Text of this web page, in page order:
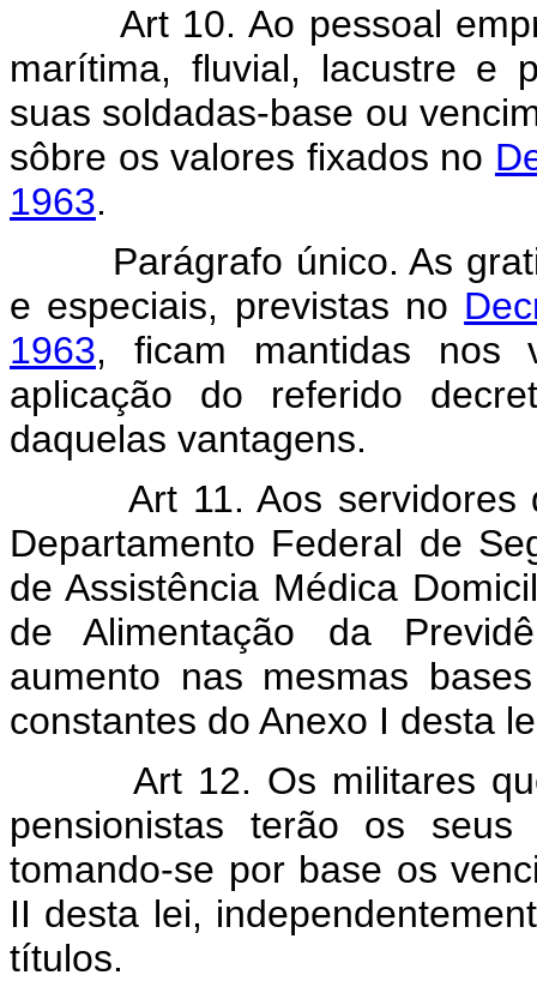
Art 10. Ao pessoal
marítima, fluvial, lacustre e
suas soldadas-base ou
sôbre os valores fixados no
1963.
Parágrafo único. As
e especiais, previstas no
1963, ficam mantidas nos
aplicação do referido
daquelas vantagens.
Art 11. Aos
Departamento Federal de
de Assistência Médica
de Alimentação da
aumento nas mesmas
constantes do Anexo I desta
Art 12. Os militares
pensionistas terão os seus
tomando-se por base os
II desta lei,
títulos.